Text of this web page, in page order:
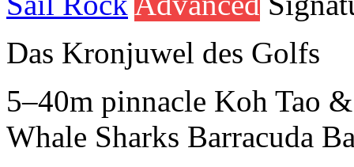
Das Kronjuwel des Golfs
5–40m pinnacle Koh Tao
Whale Sharks Barracuda